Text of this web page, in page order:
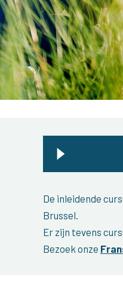
De inleidende
Brussel.
Er zijn tevens
Bezoek onze